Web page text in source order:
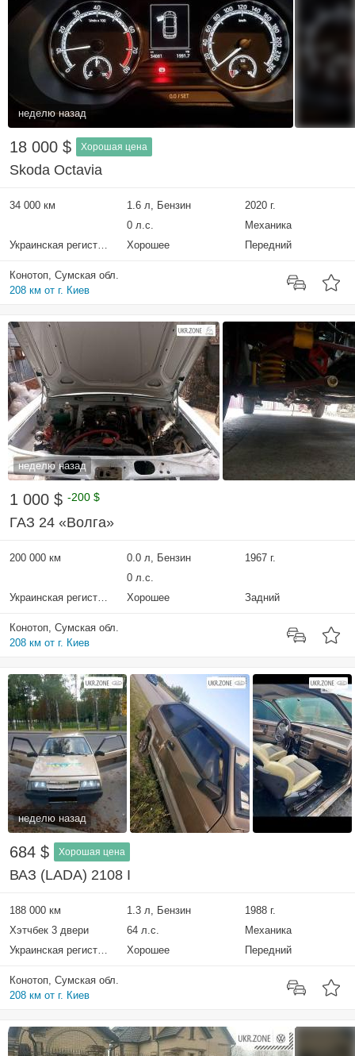
неделю назад
18 000 $ Хорошая цена
Skoda Octavia
34 000 км 1.6 л, Бензин
2020 г.
0 л.с.
Механика
Украинская регистрация
Хорошее Передний
Конотоп, Сумская обл.
208 км от г. Киев
неделю назад
1 000 $ -200 $
ГАЗ 24 «Волга»
200 000 км 0.0 л, Бензин
1967 г.
0 л.с.
Украинская регистрация
Хорошее Задний
Конотоп, Сумская обл.
208 км от г. Киев
неделю назад
684 $ Хорошая цена
ВАЗ (LADA) 2108 I
188 000 км 1.3 л, Бензин
1988 г.
Хэтчбек 3 двери
64 л.с.
Механика
Украинская регистрация
Хорошее Передний
Конотоп, Сумская обл.
208 км от г. Киев